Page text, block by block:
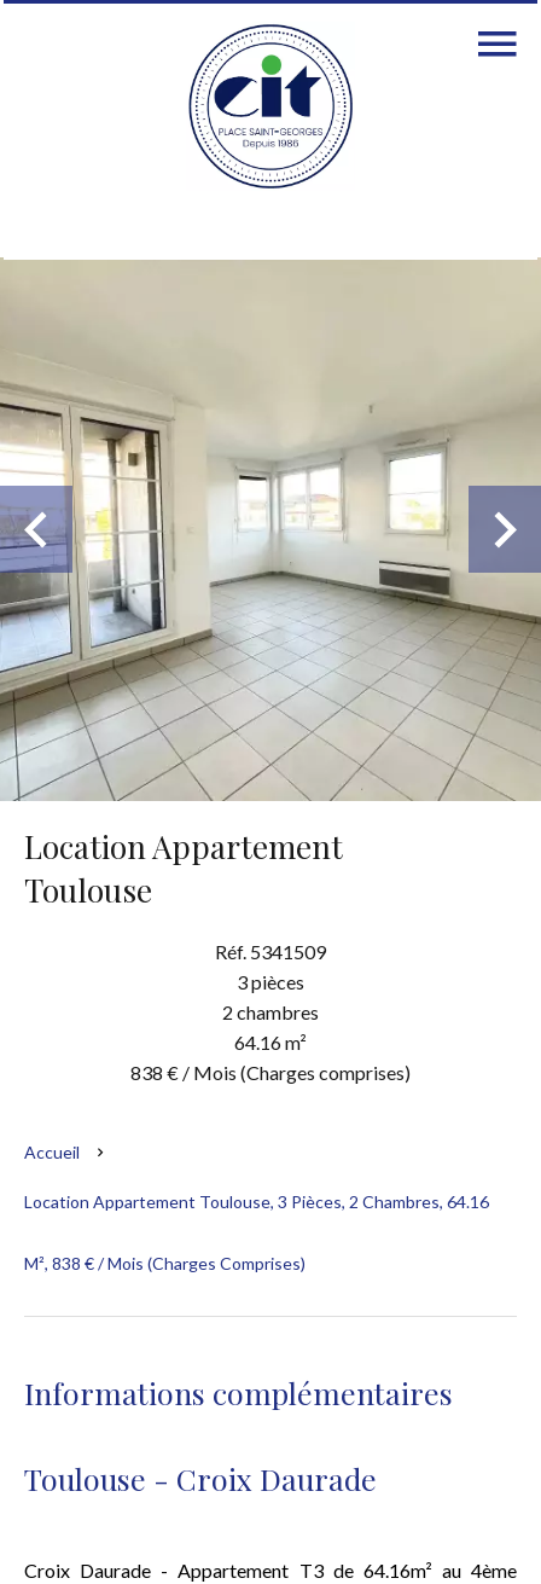
Location Appartement
Toulouse
Réf. 5341509
3 pièces
2 chambres
64.16 m²
838 € / Mois (Charges comprises)
Accueil
Location Appartement Toulouse, 3 Pièces, 2 Chambres, 64.16
M², 838 € / Mois (Charges Comprises)
Informations complémentaires
Toulouse - Croix Daurade
Croix Daurade - Appartement T3 de 64.16m² au 4ème